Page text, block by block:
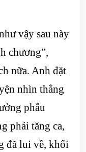
vậy sau này
chương”,
nữa. Anh đặt
nhìn thẳng
phẫu
phải tăng ca,
đã lui về, khối